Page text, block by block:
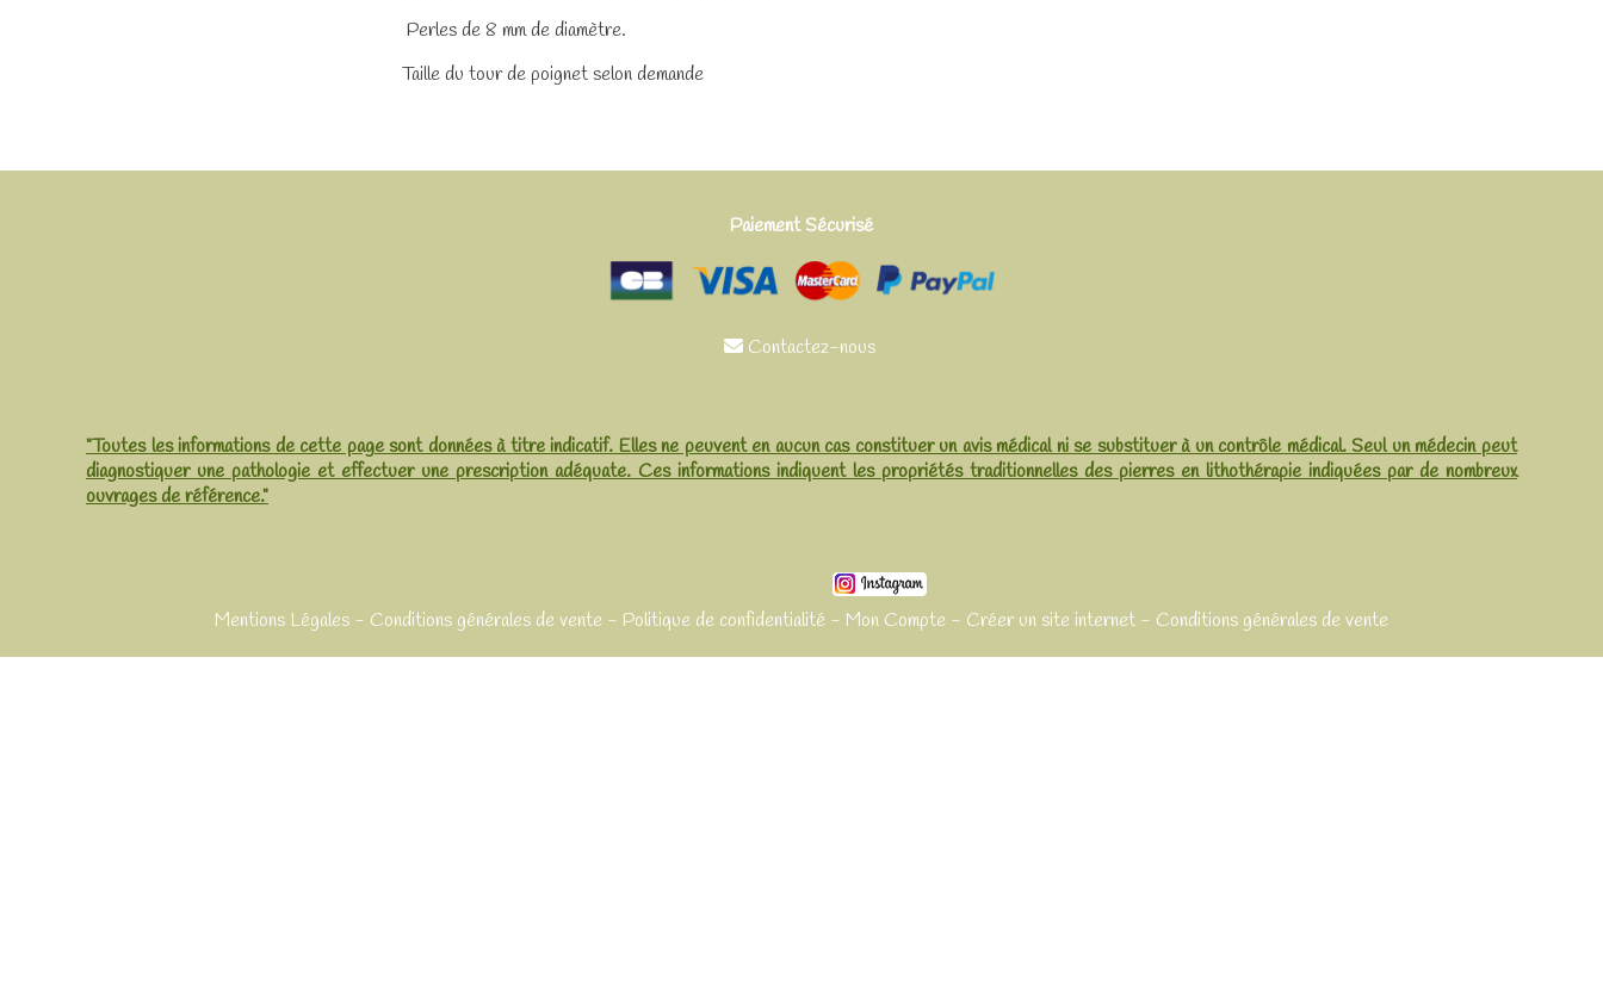
Perles de 8 mm de diamètre.
Taille du tour de poignet selon demande
Paiement Sécurisé
Contactez-nous
"Toutes les informations de cette page sont données à titre indicatif. Elles ne peuvent en aucun cas constituer un avis médical ni se substituer à un contrôle médical. Seul un médecin peut
diagnostiquer une pathologie et effectuer une prescription adéquate. Ces informations indiquent les propriétés traditionnelles des pierres en lithothérapie indiquées par de nombreux
ouvrages de référence."
Mentions Légales Conditions générales de vente Politique de confidentialité Mon Compte Créer un site internet Conditions générales de vente